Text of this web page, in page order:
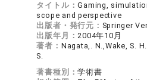
タイトル：Gaming,
scope and perspective
出版者・発行元： Springer
出版年月：2004年10月
著者： Nagata,. N.,Wake, S.
S.
著書種別：学術書